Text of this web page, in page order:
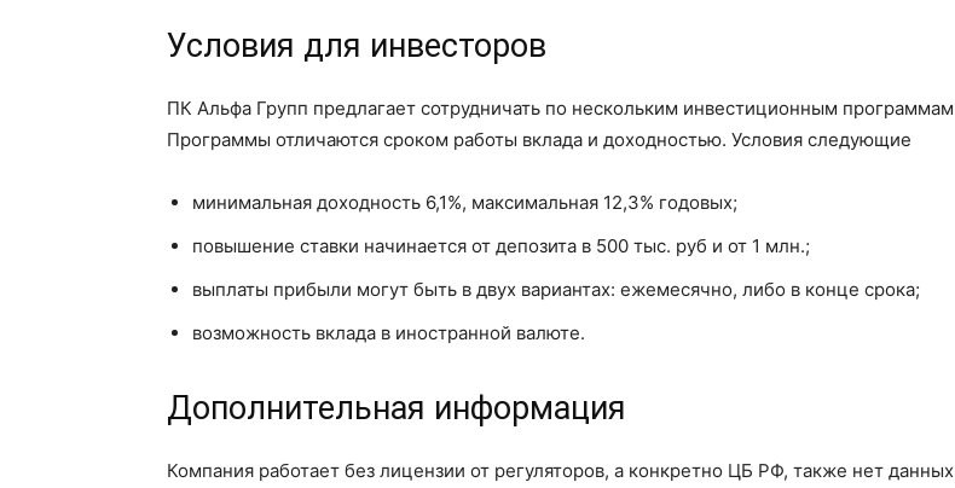
Условия для инвесторов
ПК Альфа Групп предлагает сотрудничать по нескольким инвестиционным
Программы отличаются сроком работы вклада и доходностью. Условия следующие
минимальная доходность 6,1%, максимальная 12,3% годовых;
повышение ставки начинается от депозита в 500 тыс. руб и от 1 млн.;
выплаты прибыли могут быть в двух вариантах: ежемесячно, либо в конце срока;
возможность вклада в иностранной валюте.
Дополнительная информация
Компания работает без лицензии от регуляторов, а конкретно ЦБ РФ, также нет